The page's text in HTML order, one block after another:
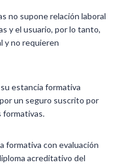
no supone relación laboral
y el usuario, por lo tanto,
y no requieren
estancia formativa
un seguro suscrito por
formativas.
formativa con evaluación
acreditativo del